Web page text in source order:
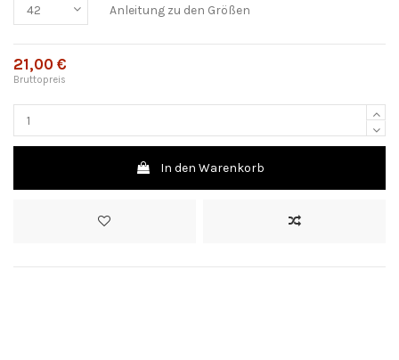
Anleitung zu den Größen
21,00 €
Bruttopreis
In den Warenkorb